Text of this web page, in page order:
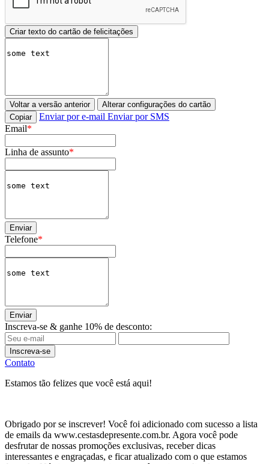
Voltar a versão anterior
Alterar configurações do cartão
Copiar
Enviar por e-mail Enviar por SMS
Email*
Linha de assunto*
Enviar
Telefone*
Enviar
Inscreva-se & ganhe 10% de desconto:
Inscreva-se
Contato
Estamos tão felizes que você está aqui!
Obrigado por se inscrever! Você foi adicionado com sucesso a lista
de emails da www.cestasdepresente.com.br. Agora você pode
desfrutar de nossas promoções exclusivas, receber dicas
interessantes e engraçadas, e ficar atualizado com o que estamos